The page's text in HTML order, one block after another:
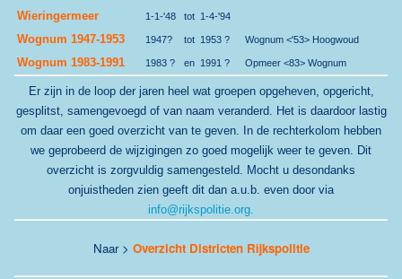
Wieringermeer 1-1-'48 tot 1-4-'94
Wognum 1947-1953 1947? tot 1953 ? Wognum <'53> Hoogwoud
Wognum 1983-1991 1983 ? en 1991 ? Opmeer <83> Wognum
Er zijn in de loop der jaren heel wat groepen opgeheven, opgericht,
gesplitst, samengevoegd of van naam veranderd. Het is daardoor lastig
om daar een goed overzicht van te geven. In de rechterkolom hebben
we geprobeerd de wijzigingen zo goed mogelijk weer te geven. Dit
overzicht is zorgvuldig samengesteld. Mocht u desondanks
onjuistheden zien geeft dit dan a.u.b. even door via
info@rijkspolitie.org.
Naar > Overzicht Districten Rijkspolitie